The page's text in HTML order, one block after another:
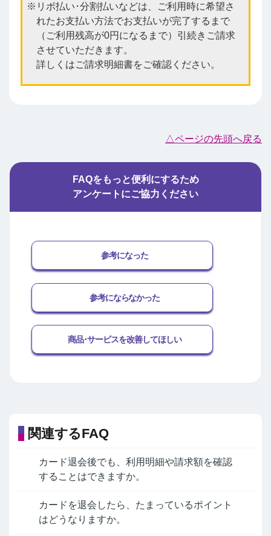
リボ払い･分割払いなどは、ご利用時に希望さ
れたお支払い方法でお支払いが完了するまで
（ご利用残高が0円になるまで）引続きご請求
させていただきます。
詳しくはご請求明細書をご確認ください。
△ページの先頭へ戻る
FAQをもっと便利にするため
アンケートにご協力ください
参考になった
参考にならなかった
商品･サービスを改善してほしい
関連するFAQ
カード退会後でも、利用明細や請求額を確認
することはできますか。
カードを退会したら、たまっているポイント
はどうなりますか。